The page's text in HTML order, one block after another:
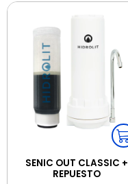
SENIC OUT CLASSIC +
REPUESTO